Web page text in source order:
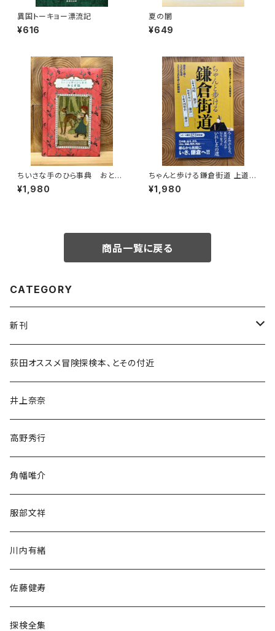
異国トーキョー漂流記
¥616
夏の闇
¥649
ちいさな手のひら事典 おとぎ
話
¥1,980
ちゃんと歩ける鎌倉街道 上道・
中道・下道
¥1,980
商品一覧に戻る
CATEGORY
新刊
和書
文学・小説・物語
随筆・ノンフィクション・その他
民族・風習
荻田オススメ冒険探検本、とその付近
井上奈奈
高野秀行
角幡唯介
服部文祥
川内有緒
佐藤健寿
探検全集